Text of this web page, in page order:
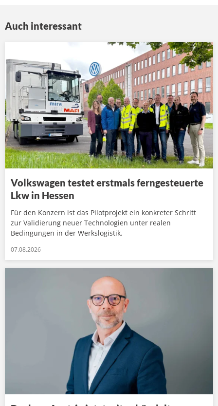
Auch interessant
Volkswagen testet erstmals ferngesteuerte
Lkw in Hessen
Für den Konzern ist das Pilotprojekt ein konkreter Schritt
zur Validierung neuer Technologien unter realen
Bedingungen in der Werkslogistik.
07.08.2026